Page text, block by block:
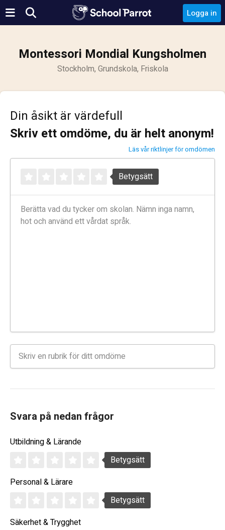
Logga in
Montessori Mondial Kungsholmen
Stockholm, Grundskola, Friskola
Din åsikt är värdefull
Skriv ett omdöme, du är helt anonym!
Läs vår riktlinjer för omdömen
Betygsätt
Svara på nedan frågor
Utbildning & Lärande
Betygsätt
Personal & Lärare
Betygsätt
Säkerhet & Trygghet